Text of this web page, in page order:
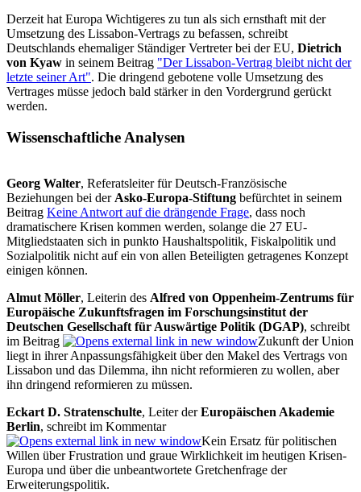
Derzeit hat Europa Wichtigeres zu tun als sich ernsthaft mit der
Umsetzung des Lissabon-Vertrags zu befassen, schreibt
Deutschlands ehemaliger Ständiger Vertreter bei der EU, Dietrich
von Kyaw in seinem Beitrag "Der Lissabon-Vertrag bleibt nicht der
letzte seiner Art". Die dringend gebotene volle Umsetzung des
Vertrages müsse jedoch bald stärker in den Vordergrund gerückt
werden.
Wissenschaftliche Analysen
Georg Walter, Referatsleiter für Deutsch-Französische
Beziehungen bei der Asko-Europa-Stiftung befürchtet in seinem
Beitrag Keine Antwort auf die drängende Frage, dass noch
dramatischere Krisen kommen werden, solange die 27 EU-
Mitgliedstaaten sich in punkto Haushaltspolitik, Fiskalpolitik und
Sozialpolitik nicht auf ein von allen Beteiligten getragenes Konzept
einigen können.
Almut Möller, Leiterin des Alfred von Oppenheim-Zentrums für
Europäische Zukunftsfragen im Forschungsinstitut der
Deutschen Gesellschaft für Auswärtige Politik (DGAP), schreibt
im Beitrag
Zukunft der Union
liegt in ihrer Anpassungsfähigkeit über den Makel des Vertrags von
Lissabon und das Dilemma, ihn nicht reformieren zu wollen, aber
ihn dringend reformieren zu müssen.
Eckart D. Stratenschulte, Leiter derEuropäischen Akademie
Berlin, schreibt im Kommentar
Kein Ersatz für politischen
Willen über Frustration und graue Wirklichkeit im heutigen Krisen-
Europa und über die unbeantwortete Gretchenfrage der
Erweiterungspolitik.